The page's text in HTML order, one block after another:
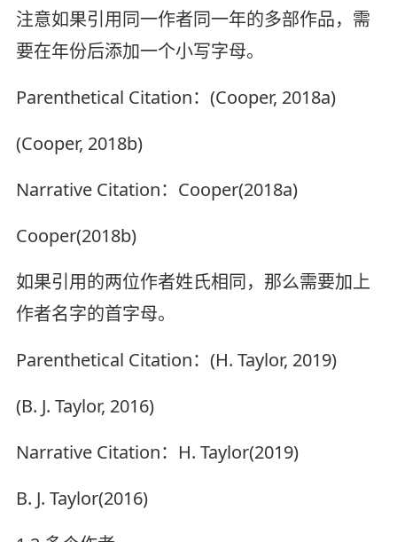
注意如果引用同一作者同一年的多部作品，需
要在年份后添加一个小写字母。
Parenthetical Citation：(Cooper, 2018a)
(Cooper, 2018b)
Narrative Citation：Cooper(2018a)
Cooper(2018b)
如果引用的两位作者姓氏相同，那么需要加上
作者名字的首字母。
Parenthetical Citation：(H. Taylor, 2019)
(B. J. Taylor, 2016)
Narrative Citation：H. Taylor(2019)
B. J. Taylor(2016)